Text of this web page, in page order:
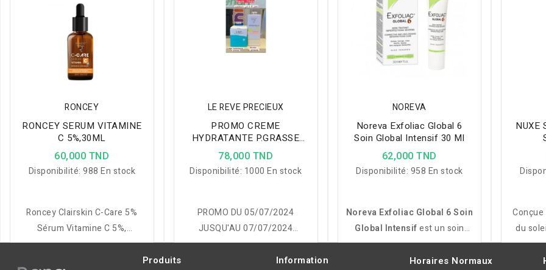
RONCEY
RONCEY SERUM VITAMINE
C 5%,30ML
60,000 TND
Disponibilité:988 En stock
Roncey Clairskin C-Care 5%
Sérum Vitamine C 5%,
correcteur Intensif qui
LE REVE PRECIEUX
PROMO CREME
HYDRATANTE P.GRASSE
LRP + ECRAN P.GRASSE
RONCEY
78,000 TND
Disponibilité: 1000 En stock
PROMO DU 05/07/2024
JUSQU'AU 07/07/2024
CREME HYDRATANTE
P.GRASSE LRP + ECRAN
NOREVA
Noreva Exfoliac Global 6
Soin Global Intensif 30 Ml
62,000 TND
Disponibilité: 958 En stock
Noreva Exfoliac Global 6 Soin
Global Intensifest un soin
anti-imperfections qui exfolie,
régule le sébum et apaise les
NUXE
du
Produits Information Horaires Normaux